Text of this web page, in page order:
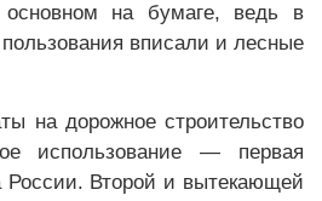
на бумаге, ведь в
вписали и лесные
на дорожное строительство
использование — первая
России. Второй и вытекающей